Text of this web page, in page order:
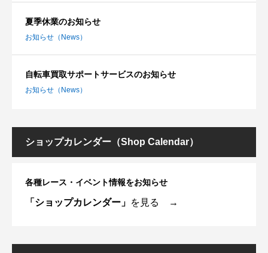
夏季休業のお知らせ
お知らせ（News）
自転車買取サポートサービスのお知らせ
お知らせ（News）
ショップカレンダー（Shop Calendar）
各種レース・イベント情報をお知らせ
「ショップカレンダー」 を見る →